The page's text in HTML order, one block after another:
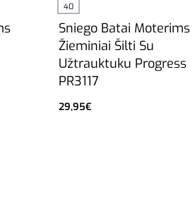
40
Sniego Batai Moterims
Žieminiai Šilti Su
Užtrauktuku Progress
PR3117
29,95€